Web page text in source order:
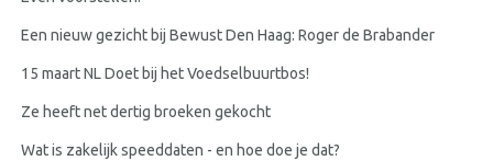
Een nieuw gezicht bij Bewust Den Haag: Roger de Brabander
15 maart NL Doet bij het Voedselbuurtbos!
Ze heeft net dertig broeken gekocht
Wat is zakelijk speeddaten - en hoe doe je dat?